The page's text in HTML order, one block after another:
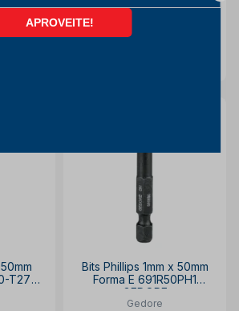
2x de
T27
Bits Phillips 1mm x 50mm
Forma E 691R50PH1
GEDORE
Gedore